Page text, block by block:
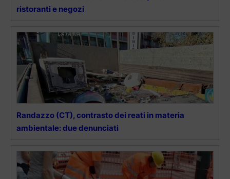
ristoranti e negozi
Randazzo (CT), contrasto dei reati in materia
ambientale: due denunciati